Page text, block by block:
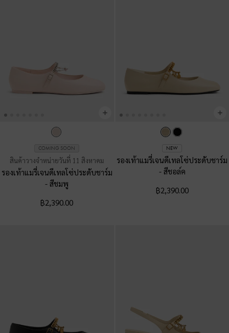
COMING SOON
สินค้าวางจำหน่ายวันที่ 11 สิงหาคม
รองเท้าแมรี่เจนดีเทลโซ่ประดับชาร์ม
-สีชมพู
฿2,390.00
NEW
รองเท้าแมรี่เจนดีเทลโซ่ประดับชาร์ม
- สีชอล์ค
฿2,390.00